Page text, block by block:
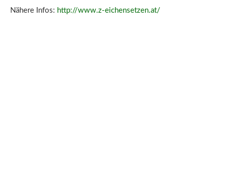
Nähere Infos: http://www.z-eichensetzen.at/